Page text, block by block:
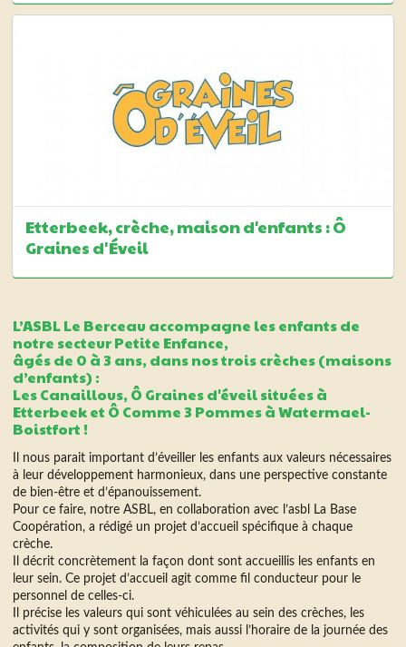
Etterbeek, crèche, maison d'enfants : Ô
Graines d'Éveil
L’ASBL Le Berceau accompagne les enfants de
notre secteur Petite Enfance,
âgés de 0 à 3 ans, dans nos trois crèches (maisons
d’enfants) :
Les Canaillous, Ô Graines d'éveil situées à
Etterbeek et Ô Comme 3 Pommes à Watermael-
Boistfort !
Il nous parait important d’éveiller les enfants aux valeurs nécessaires
à leur développement harmonieux, dans une perspective constante
de bien-être et d’épanouissement.
Pour ce faire, notre ASBL, en collaboration avec l’asbl La Base
Coopération, a rédigé un projet d’accueil spécifique à chaque
crèche.
Il décrit concrètement la façon dont sont accueillis les enfants en
leur sein. Ce projet d’accueil agit comme fil conducteur pour le
personnel de celles-ci.
Il précise les valeurs qui sont véhiculées au sein des crèches, les
activités qui y sont organisées, mais aussi l’horaire de la journée des